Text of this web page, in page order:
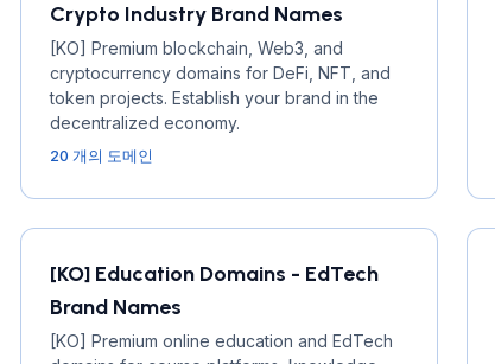
Crypto Industry Brand Names
[KO] Premium blockchain, Web3, and
cryptocurrency domains for DeFi, NFT, and
token projects. Establish your brand in the
decentralized economy.
20 개의 도메인
[KO] Education Domains - EdTech
Brand Names
[KO] Premium online education and EdTech